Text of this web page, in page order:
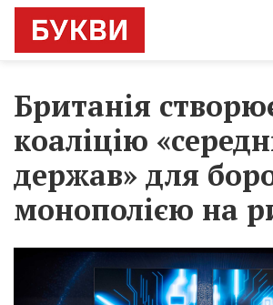
Британія
коаліцію
держав» для
монополією на